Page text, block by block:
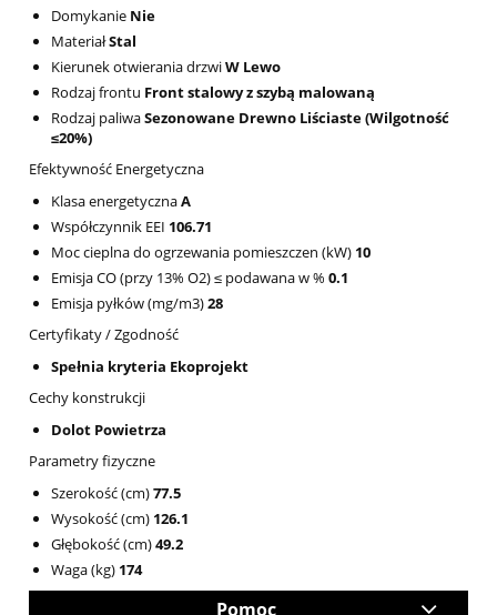
Domykanie Nie
MateriałStal
Kierunek otwierania drzwiW Lewo
Rodzaj frontu Front stalowy z szybą malowaną
Rodzaj paliwaSezonowane Drewno Liściaste (Wilgotność
≤20%)
Efektywność Energetyczna
Klasa energetycznaA
Współczynnik EEI 106.71
Moc cieplna do ogrzewania pomieszczen (kW) 10
Emisja CO (przy 13% O2) ≤ podawana w % 0.1
Emisja pyłków (mg/m3)28
Certyfikaty / Zgodność
Spełnia kryteria Ekoprojekt
Cechy konstrukcji
Dolot Powietrza
Parametry fizyczne
Szerokość (cm)77.5
Wysokość (cm) 126.1
Głębokość (cm)49.2
Waga (kg) 174
Pomoc